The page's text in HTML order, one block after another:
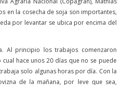
en la cosecha de soja son importantes,
por levantar se ubica por encima del
Al principio los trabajos comenzaron
hace unos 20 días que no se puede
solo algunas horas por día. Con la
de la mañana, por leve que sea,